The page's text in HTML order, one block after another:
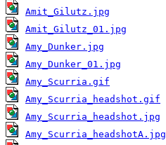
Amit_Gilutz.jpg
Amit_Gilutz_01.jpg
Amy_Dunker.jpg
Amy_Dunker_01.jpg
Amy_Scurria.gif
Amy_Scurria_headshot.gif
Amy_Scurria_headshot.jpg
Amy_Scurria_headshotA.jpg